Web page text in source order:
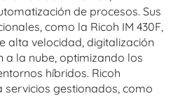
de procesos. Sus
como la Ricoh IM 430F,
alta velocidad, digitalización
a la nube, optimizando los
híbridos. Ricoh
gestionados, como